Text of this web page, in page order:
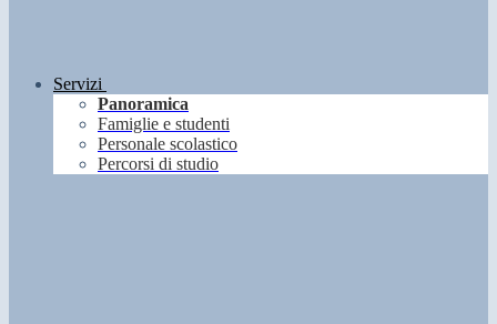
Servizi
Panoramica
Famiglie e studenti
Personale scolastico
Percorsi di studio